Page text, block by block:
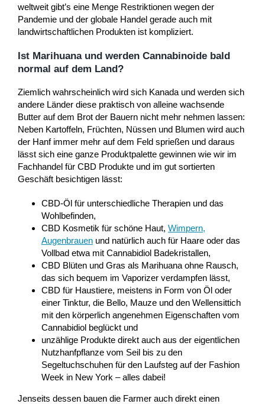
weltweit gibt’s eine Menge Restriktionen wegen der
Pandemie und der globale Handel gerade auch mit
landwirtschaftlichen Produkten ist kompliziert.
Ist Marihuana und werden Cannabinoide bald
normal auf dem Land?
Ziemlich wahrscheinlich wird sich Kanada und werden sich
andere Länder diese praktisch von alleine wachsende
Butter auf dem Brot der Bauern nicht mehr nehmen lassen:
Neben Kartoffeln, Früchten, Nüssen und Blumen wird auch
der Hanf immer mehr auf dem Feld sprießen und daraus
lässt sich eine ganze Produktpalette gewinnen wie wir im
Fachhandel für CBD Produkte und im gut sortierten
Geschäft besichtigen lässt:
CBD-Öl für unterschiedliche Therapien und das
Wohlbefinden,
CBD Kosmetik für schöne Haut, Wimpern,
Augenbrauen und natürlich auch für Haare oder das
Vollbad etwa mit Cannabidiol Badekristallen,
CBD Blüten und Gras als Marihuana ohne Rausch,
das sich bequem im Vaporizer verdampfen lässt,
CBD für Haustiere, meistens in Form von Öl oder
einer Tinktur, die Bello, Mauze und den Wellensittich
mit den körperlich angenehmen Eigenschaften vom
Cannabidiol beglückt und
unzählige Produkte direkt auch aus der eigentlichen
Nutzhanfpflanze vom Seil bis zu den
Segeltuchschuhen für den Laufsteg auf der Fashion
Week in New York – alles dabei!
Jenseits dessen bauen die Farmer auch direkt einen